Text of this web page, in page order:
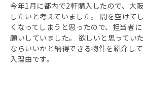
今年1月に都内で2軒購入したので、大
したいと考えていました。 間を空けて
くなってしまうと思ったので、担当者
願いしていました。 欲しいと思ってい
ならいいかと納得できる物件を紹介し
入理由です。